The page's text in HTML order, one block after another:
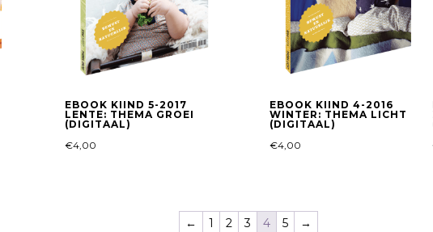
EBOOK KIIND 5-2017
LENTE: THEMA GROEI
(DIGITAAL)
€4,00
EBOOK KIIND 4-2016
WINTER: THEMA LICHT
(DIGITAAL)
€4,00
← 1 2 3 4 5 →